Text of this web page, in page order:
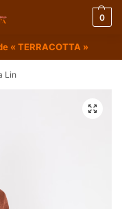
0
« TERRACOTTA »
Lin